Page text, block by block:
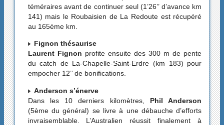
téméraires avant de continuer seul (1’26’’ d’avance km
141) mais le Roubaisien de La Redoute est récupéré
au 165ème km.
Fignon thésaurise
Laurent Fignon profite ensuite des 300 m de pente
du catch de La-Chapelle-Saint-Erdre (km 183) pour
empocher 12’’ de bonifications.
Anderson s’énerve
Dans les 10 derniers kilomètres,
Phil Anderson
(5ème du général) se livre à une débauche d’efforts
invraisemblable. L’Australien réussit finalement à